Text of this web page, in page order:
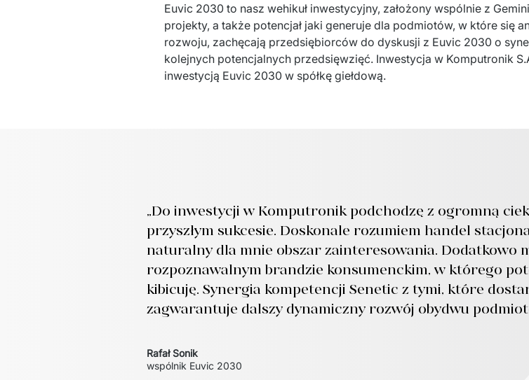
Euvic 2030 to nasz wehikuł inwestycyjny, założony wspólnie z
projekty, a także potencjał jaki generuje dla podmiotów, w które się
rozwoju, zachęcają przedsiębiorców do dyskusji z Euvic 2030 o
kolejnych potencjalnych przedsięwzięć. Inwestycja w Komputronik
inwestycją Euvic 2030 w spółkę giełdową.
„Do inwestycji w Komputronik podchodzę z ogromną
przyszłym sukcesie. Doskonale rozumiem handel
naturalny dla mnie obszar zainteresowania. Dodatkowo
rozpoznawalnym brandzie konsumenckim, w którego
kibicuję. Synergia kompetencji Senetic z tymi, które
zagwarantuje dalszy dynamiczny rozwój obydwu
Rafał Sonik
wspólnik Euvic 2030